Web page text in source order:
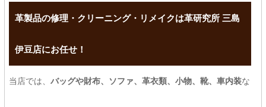
革製品の修理・クリーニング・リメイクは革研究所 三島
伊豆店にお任せ！
当店では、 バッグや財布、ソファ、革衣類、小物、靴、車内装な